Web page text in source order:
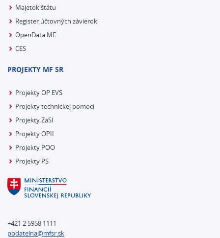
Majetok štátu
Register účtovných závierok
OpenData MF
CES
PROJEKTY MF SR
Projekty OP EVS
Projekty technickej pomoci
Projekty ZaSI
Projekty OPII
Projekty POO
Projekty PS
+421 2 5958 1111
podatelna@mfsr.sk